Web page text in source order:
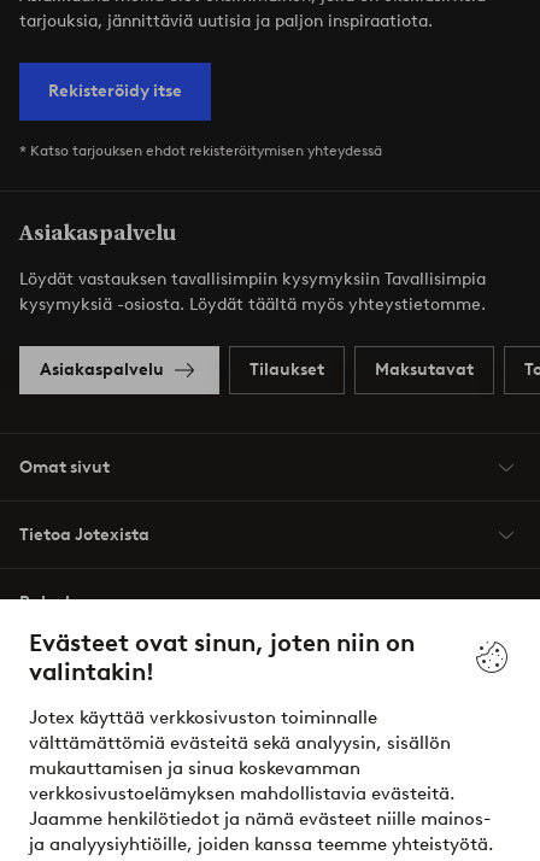
Evästeet ovat sinun, joten niin on
valintakin!
Jotex käyttää verkkosivuston toiminnalle
välttämättömiä evästeitä sekä analyysin, sisällön
mukauttamisen ja sinua koskevamman
verkkosivustoelämyksen mahdollistavia evästeitä.
Jaamme henkilötiedot ja nämä evästeet niille mainos-
ja analyysiyhtiöille, joiden kanssa teemme yhteistyötä.
tarjouksia, jännittäviä uutisia ja paljon inspiraatiota.
Rekisteröidy itse
* Katso tarjouksen ehdot rekisteröitymisen yhteydessä
Asiakaspalvelu
Löydät vastauksen tavallisimpiin kysymyksiin Tavallisimpia
kysymyksiä -osiosta. Löydät täältä myös yhteystietomme.
Asiakaspalvelu Tilaukset Maksutavat
Omat sivut
Tietoa Jotexista
Palvelumme
Ehdot
Ystävät
Turvalliset maksut – maksa nyt tai erissä